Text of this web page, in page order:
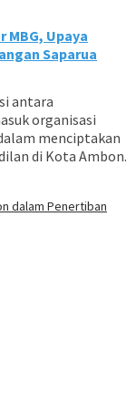
MBG, Upaya
Saparua
antara
organisasi
menciptakan
di Kota Ambon.
dalam Penertiban